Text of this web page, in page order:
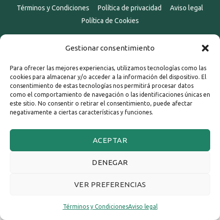
Gestionar consentimiento
Para ofrecer las mejores experiencias, utilizamos tecnologías como las
cookies para almacenar y/o acceder a la información del dispositivo. El
consentimiento de estas tecnologías nos permitirá procesar datos
como el comportamiento de navegación o las identificaciones únicas en
este sitio. No consentir o retirar el consentimiento, puede afectar
negativamente a ciertas características y funciones.
ACEPTAR
DENEGAR
VER PREFERENCIAS
Términos y CondicionesAviso legal
Términos y Condiciones Política de privacidad
Aviso legal
Política de Cookies